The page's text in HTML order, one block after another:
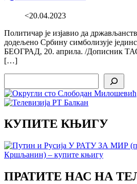
<20.04.2023
Политичар је изјавио да
додељено Србину симболизује
БЕОГРАД, 20. априла. /Дописник
[…]
КУПИТЕ КЊИГУ
ПРАТИТЕ НАС НА